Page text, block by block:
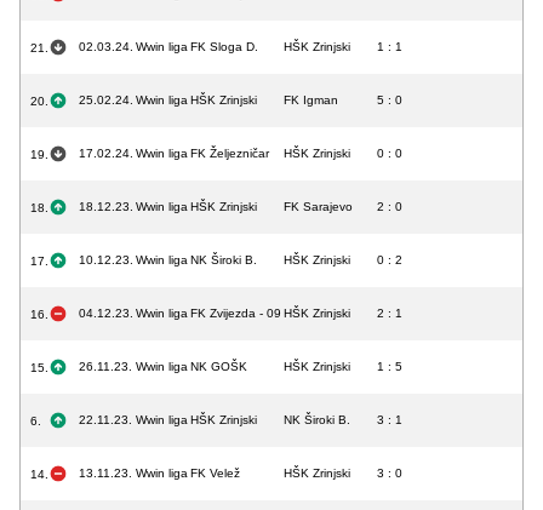
21. 02.03.24. Wwin liga FK Sloga D. HŠK Zrinjski 1 : 1
20. 25.02.24. Wwin liga HŠK Zrinjski FK Igman 5 : 0
19. 17.02.24. Wwin liga FK Željezničar HŠK Zrinjski 0 : 0
18. 18.12.23. Wwin liga HŠK Zrinjski FK Sarajevo 2 : 0
17. 10.12.23. Wwin liga NK Široki B. HŠK Zrinjski 0 : 2
16. 04.12.23. Wwin liga FK Zvijezda - 09 HŠK Zrinjski 2 : 1
15. 26.11.23. Wwin liga NK GOŠK HŠK Zrinjski 1 : 5
6. 22.11.23. Wwin liga HŠK Zrinjski NK Široki B. 3 : 1
14. 13.11.23. Wwin liga FK Velež HŠK Zrinjski 3 : 0